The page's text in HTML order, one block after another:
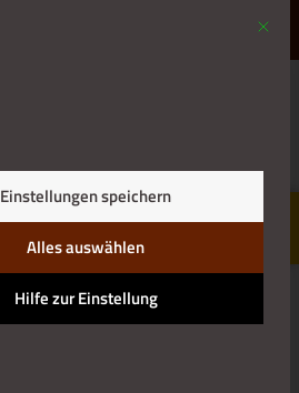
Mit
Einstellungen speichern
Alles auswählen
Hilfe zur Einstellung